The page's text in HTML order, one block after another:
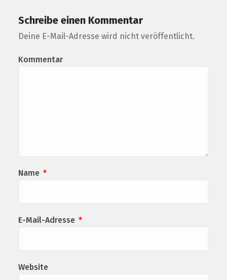
Schreibe einen Kommentar
Deine E-Mail-Adresse wird nicht veröffentlicht.
Kommentar
Name *
E-Mail-Adresse *
Website